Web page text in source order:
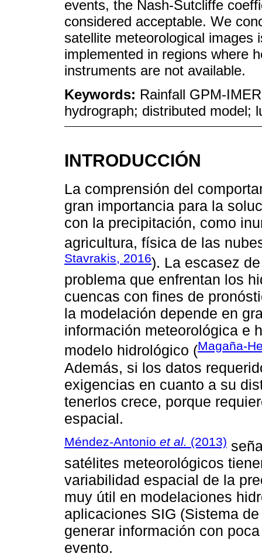
events, the Nash-Sutcliffe
considered acceptable. We
satellite meteorological images
implemented in regions where
instruments are not available.
Keywords: Rainfall GPM-
hydrograph; distributed model;
INTRODUCCIÓN
La comprensión del
gran importancia para la
con la precipitación, como
agricultura, física de las
Stavrakis, 2016). La escasez
problema que enfrentan los
cuencas con fines de
la modelación depende en
información meteorológica e
modelo hidrológico (Magaña-
Además, si los datos
exigencias en cuanto a su
tenerlos crece, porque
espacial.
Méndez-Antonio et al. (2013)
satélites meteorológicos
variabilidad espacial de la
muy útil en modelaciones
aplicaciones SIG (Sistema
generar información con
evento.